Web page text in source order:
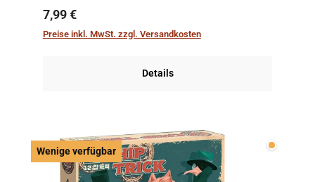
kniffliger als gedacht, denn die Differenz
zwischen ausgespielter Karte und der
Regulärer Preis:
7,99 €
Preise inkl. MwSt. zzgl. Versandkosten
Details
Wenige verfügbar Wenige